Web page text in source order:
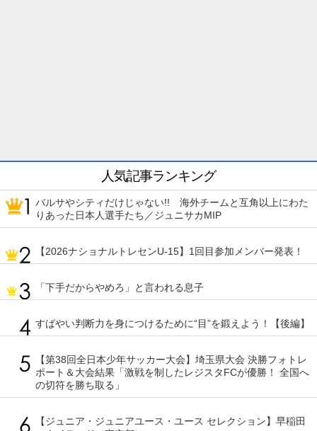
人気記事ランキング
バルサやシティだけじゃない!! 海外チームと互角以上にわた
りあった日本人選手たち／ジュニサカMIP
【2026ナショナルトレセンU-15】1回目参加メンバー発表！
「下手だからやめろ」と言われる息子
すばやい判断力を身につけるために“目”を鍛えよう！【後編】
【第38回全日本少年サッカー大会】埼玉県大会 決勝フォトレ
ポート＆大会結果「激戦を制したレジスタFCが優勝！ 全国へ
の切符を勝ち取る」
【ジュニア・ジュニアユース・ユース セレクション】早稲田